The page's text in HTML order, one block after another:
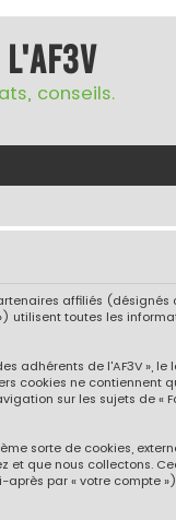
conseils.
affiliés (désignés
utilisent toutes les
adhérents de l'AF3V »,
cookies ne contiennent
sur les sujets de «
sorte de cookies,
et que nous collectons.
par « votre